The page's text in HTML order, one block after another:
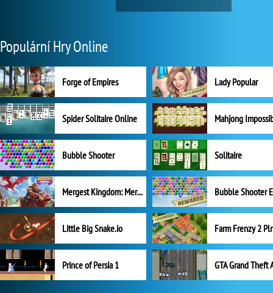
Populární Hry Online
Forge of Empires Lady Popular
Spider Solitaire Online Mahjong
Bubble Shooter Solitaire
Mergest Kingdom: Merge Puzzle
Little Big Snake.io
Prince of Persia 1 GTA Grand Theft